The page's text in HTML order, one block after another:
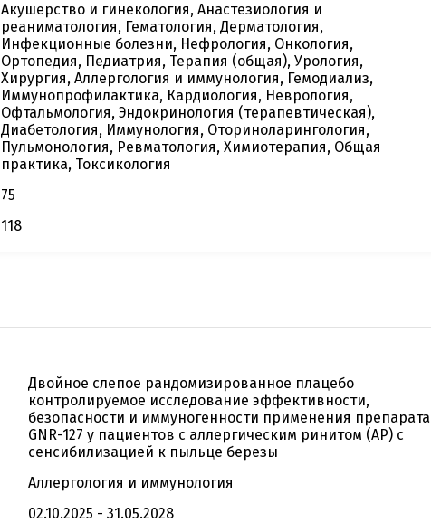
Акушерство и гинекология, Анастезиология и
реаниматология, Гематология, Дерматология,
Инфекционные болезни, Нефрология, Онкология,
Ортопедия, Педиатрия, Терапия (общая), Урология,
Хирургия, Аллергология и иммунология, Гемодиализ,
Иммунопрофилактика, Кардиология, Неврология,
Офтальмология, Эндокринология (терапевтическая),
Диабетология, Иммунология, Оториноларингология,
Пульмонология, Ревматология, Химиотерапия, Общая
практика, Токсикология
75
118
Двойное слепое рандомизированное плацебо
контролируемое исследование эффективности,
безопасности и иммуногенности применения препарата
GNR-127 у пациентов с аллергическим ринитом (АР) с
сенсибилизацией к пыльце березы
Аллергология и иммунология
02.10.2025 - 31.05.2028